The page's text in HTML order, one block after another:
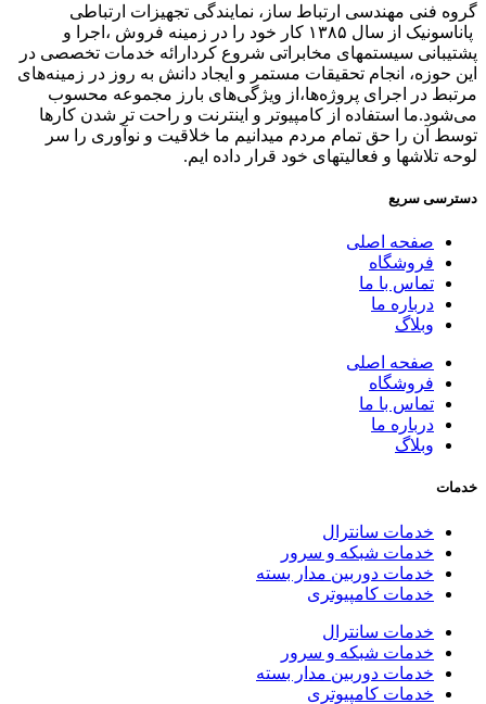
گروه فنی مهندسی ارتباط ساز، نمایندگی تجهیزات ارتباطی
پاناسونیک از سال ۱۳۸۵ کار خود را در زمینه فروش ،اجرا و
پشتیبانی سیستمهای مخابراتی شروع کردارائه خدمات تخصصی در
این حوزه، انجام تحقیقات مستمر و ایجاد دانش به‌ روز در زمینه‌های
مرتبط در اجرای پروژه‌ها،از ویژگی‌های بارز مجموعه محسوب
می‌شود.ما استفاده از کامپیوتر و اینترنت و راحت تر شدن کارها
توسط آن را حق تمام مردم میدانیم ما خلاقیت و نوآوری را سر
لوحه تلاشها و فعالیتهای خود قرار داده ایم.
دسترسی سریع
صفحه اصلی
فروشگاه
تماس با ما
درباره ما
وبلاگ
صفحه اصلی
فروشگاه
تماس با ما
درباره ما
وبلاگ
خدمات
خدمات سانترال
خدمات شبکه و سرور
خدمات دوربین مدار بسته
خدمات کامپیوتری
خدمات سانترال
خدمات شبکه و سرور
خدمات دوربین مدار بسته
خدمات کامپیوتری